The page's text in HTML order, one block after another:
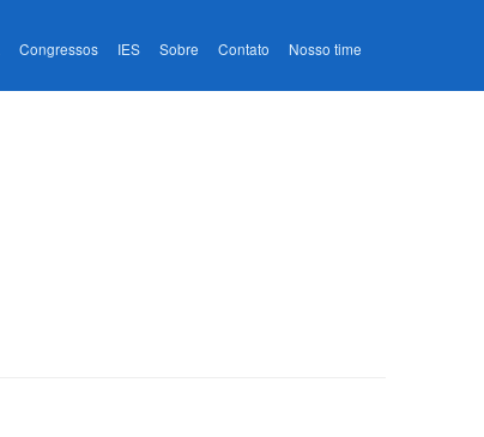
Congressos IES Sobre Contato Nosso time